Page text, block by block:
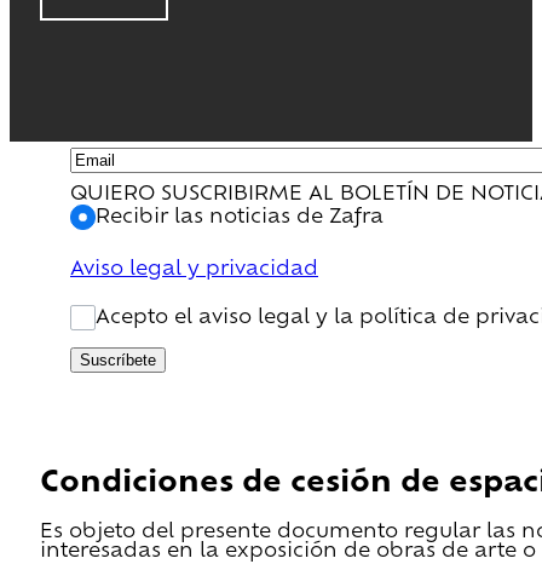
QUIERO SUSCRIBIRME AL BOLETÍN DE
Recibir las noticias de Zafra
Aviso legal y privacidad
Acepto el aviso legal y la política de
Suscríbete
Condiciones de cesión de
Es objeto del presente documento regular las
interesadas en la exposición de obras de arte